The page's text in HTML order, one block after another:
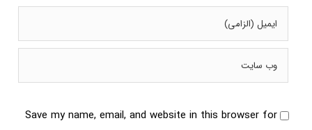
Save my name, email, and website in this browser for